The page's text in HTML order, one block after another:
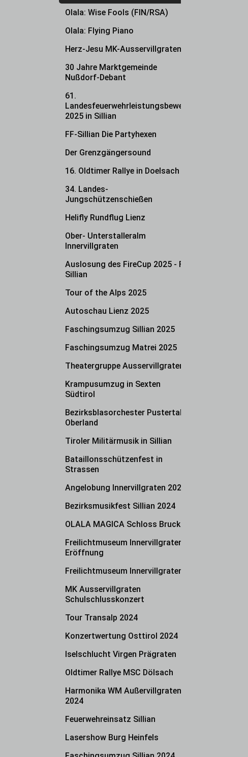
Olala: Wise Fools (FIN/RSA)
Olala: Flying Piano
Herz-Jesu MK-Ausservillgraten
30 Jahre Marktgemeinde
Nußdorf-Debant
61.
Landesfeuerwehrleistungsbewerb
2025 in Sillian
FF-Sillian Die Partyhexen
Der Grenzgängersound
16. Oldtimer Rallye in Doelsach
34. Landes-
Jungschützenschießen
Helifly Rundflug Lienz
Ober- Unterstalleralm
Innervillgraten
Auslosung des FireCup 2025 - FF
Sillian
Tour of the Alps 2025
Autoschau Lienz 2025
Faschingsumzug Sillian 2025
Faschingsumzug Matrei 2025
Theatergruppe Ausservillgraten
Krampusumzug in Sexten
Südtirol
Bezirksblasorchester Pustertal-
Oberland
Tiroler Militärmusik in Sillian
Bataillonsschützenfest in
Strassen
Angelobung Innervillgraten 2024
Bezirksmusikfest Sillian 2024
OLALA MAGICA Schloss Bruck
Freilichtmuseum Innervillgraten
Eröffnung
Freilichtmuseum Innervillgraten
MK Ausservillgraten
Schulschlusskonzert
Tour Transalp 2024
Konzertwertung Osttirol 2024
Iselschlucht Virgen Prägraten
Oldtimer Rallye MSC Dölsach
Harmonika WM Außervillgraten
2024
Feuerwehreinsatz Sillian
Lasershow Burg Heinfels